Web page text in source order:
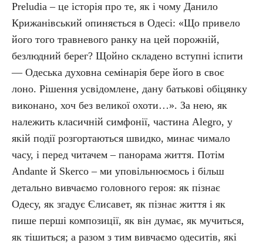
Preludia – це історія про те, як і чому Данило
Крижанівський опиняється в Одесі: «Що привело
його того травневого ранку на цей порожній,
безлюдний берег? Щойно складено вступні іспити
— Одеська духовна семінарія бере його в своє
лоно. Рішення усвідомлене, дану батькові обіцянку
виконано, хоч без великої охоти…». За нею, як
належить класичній симфонії, частина Alegro, у
якій події розгортаються швидко, минає чимало
часу, і перед читачем – панорама життя. Потім
Аndante й Skerco – ми уповільнюємось і більш
детально вивчаємо головного героя: як пізнає
Одесу, як згадує Єлисавет, як пізнає життя і як
пише перші композиції, як він думає, як мучиться,
як тішиться; а разом з тим вивчаємо одеситів, які